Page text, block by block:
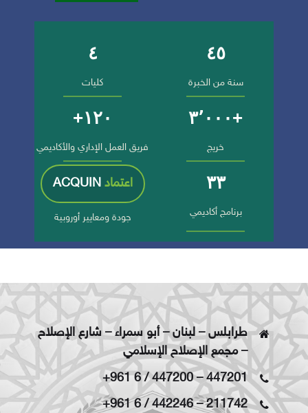
أرقام وإنجازات الجامعة
٤٥
سنة من الخبرة
٤
كليات
+٣٬٠٠٠
خريج
١٢٠+
فريق العمل الإداري والأكاديمي
٣٣
برنامج أكاديمي
اعتمادACQUIN
جودة ومعايير أوروبية
طرابلس – لبنان – أبو سمراء – شارع الإصلاح
– مجمع الإصلاح الإسلامي
+961 6 / 447200–447201
+961 6 / 442246–211742